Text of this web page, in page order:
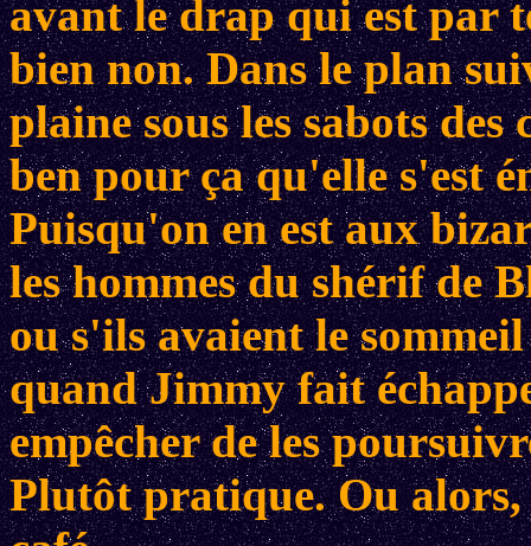
avant le drap qui est par
bien non. Dans le plan
plaine sous les sabots
ben pour ça qu'elle s'est
Puisqu'on en est aux
les hommes du shérif de
ou s'ils avaient le
quand Jimmy fait
empêcher de les
Plutôt pratique. Ou alors,